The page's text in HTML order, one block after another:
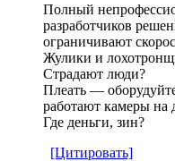
Полный
разработчиков
ограничивают
Жулики и
Страдают люди?
Плеать —
работают камеры на
Где деньги, зин?
[Цитировать]